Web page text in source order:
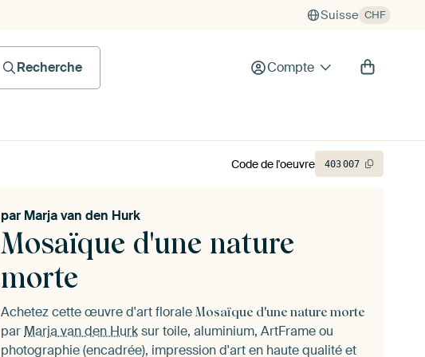
Suisse CHF
Recherche
Compte
Mosaïque d'une nature
morte
par Marja van den Hurk
Achetez cette œuvre d'art florale Mosaïque d'une nature morte
par Marja van den Hurksur toile, aluminium, ArtFrame ou
photographie (encadrée), impression d'art en haute qualité et
Code de l'oeuvre 403007